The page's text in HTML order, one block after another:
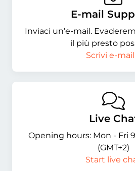
E-mail
Inviaci un’e-mail.
il più presto
Scrivi e-mail
Live
Opening hours: Mon - Fri
(GMT+2)
Start live